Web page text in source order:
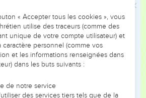
du ciel sur la terre comme les figues
secoué par le vent.
à peu, comme un tapis qu’on enroule,
et les îles sont arrachées de leur place.
les puissants, tous les esclaves et
« Accepter tous les cookies », vous
utilise des traceurs (comme des
unique de votre compte utilisateur) et
caractère personnel (comme vos
et les informations renseignées dans
dans les buts suivants :
de notre service
des services tiers tels que de la